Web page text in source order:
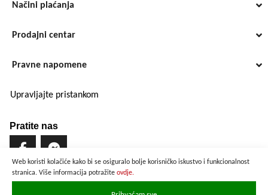
Web koristi kolačiće kako bi se osiguralo bolje korisničko iskustvo i funkcionalnost
stranica. Više informacija potražite ovdje.
Načini plaćanja
Prodajni centar
Pravne napomene
Upravljajte pristankom
Pratite nas
Brzo i sigurno plaćanje